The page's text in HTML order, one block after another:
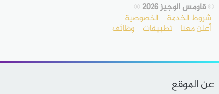
©قاومس الوجيز 2026 ®
شروط الخدمة الخصوصية
أعلن معنا تطبيقات وظائف
عن الموقع